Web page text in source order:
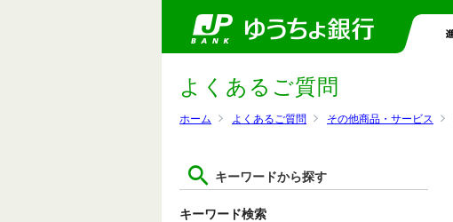
ホーム よくあるご質問 その他商品・サービス
よくあるご質問
キーワードから探す
キーワード検索